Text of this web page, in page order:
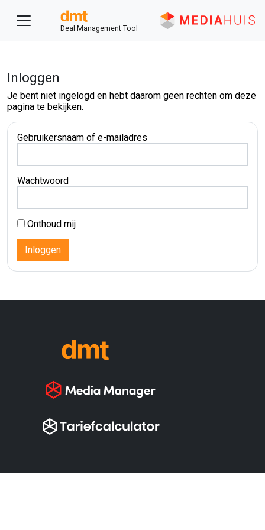
Deal Management Tool
Inloggen
Je bent niet ingelogd en hebt daarom geen rechten om deze
pagina te bekijken.
Gebruikersnaam of e-mailadres
Wachtwoord
Onthoud mij